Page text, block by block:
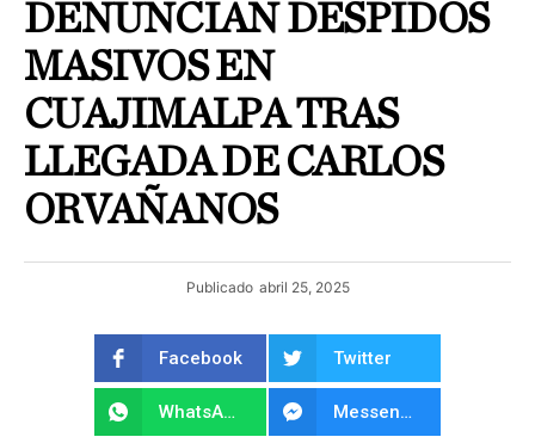
DENUNCIAN DESPIDOS
MASIVOS EN
CUAJIMALPA TRAS
LLEGADA DE CARLOS
ORVAÑANOS
Publicado abril 25, 2025
Facebook Twitter
WhatsApp Messenger